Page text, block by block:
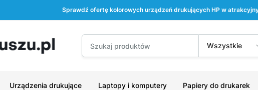
Sprawdź ofertę kolorowych urządzeń drukujących HP w
Wszystkie
Urządzenia drukujące Laptopy i komputery Papiery do drukarek